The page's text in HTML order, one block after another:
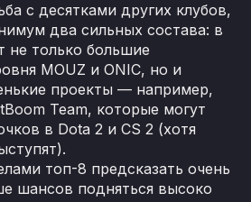
с десятками других клубов,
два сильных состава: в
не только большие
MOUZ и ONIC, но и
проекты — например,
Team, которые могут
в Dota 2 и CS 2 (хотя
топ-8 предсказать очень
шансов подняться высоко